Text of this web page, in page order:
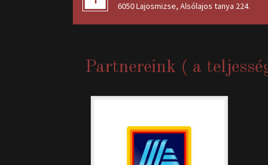
6050 Lajosmizse, Alsólajos tanya 224.
Partnereink ( a